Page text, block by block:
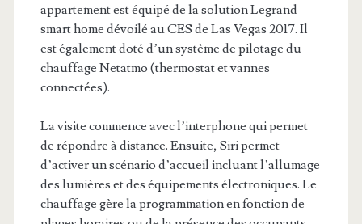
appartement est équipé de la solution Legrand
smart home dévoilé au CES de Las Vegas 2017. Il
est également doté d’un système de pilotage du
chauffage Netatmo (thermostat et vannes
connectées).
La visite commence avec l’interphone qui permet
de répondre à distance. Ensuite, Siri permet
d’activer un scénario d’accueil incluant l’allumage
des lumières et des équipements électroniques. Le
chauffage gère la programmation en fonction de